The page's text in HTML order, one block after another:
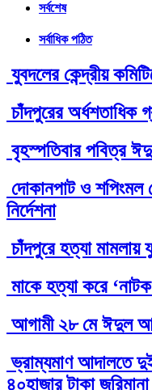
সর্বশেষ
সর্বাধিক পঠিত
যুবদলের কেন্দ্রীয়
চাঁদপুরের অর্ধশতাধিক
বৃহস্পতিবার পবিত্র
দোকানপাট ও শপিংমল
নির্দেশনা
চাঁদপুরে হত্যা
মাকে হত্যা করে
আগামী ২৮ মে ঈদুল
ভ্রাম্যমাণ আদালতে
৪০হাজার টাকা